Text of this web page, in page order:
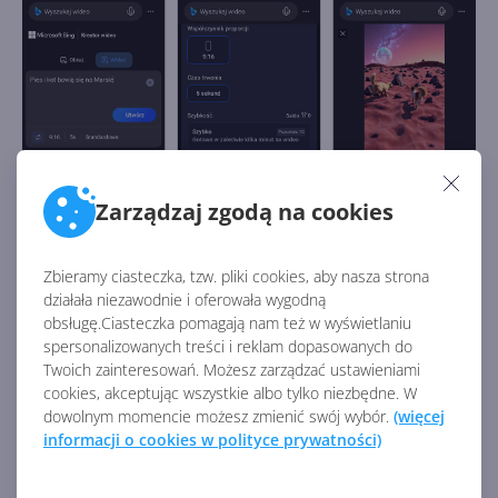
Zarządzaj zgodą na cookies
Zbieramy ciasteczka, tzw. pliki cookies, aby nasza strona
działała niezawodnie i oferowała wygodną
obsługę.Ciasteczka pomagają nam też w wyświetlaniu
spersonalizowanych treści i reklam dopasowanych do
Twoich zainteresowań. Możesz zarządzać ustawieniami
cookies, akceptując wszystkie albo tylko niezbędne. W
dowolnym momencie możesz zmienić swój wybór. (więcej
informacji o cookies w polityce prywatności)
Aby wygenerować film, musimy się zalogować na
konto Microsoft. Po zakończeniu generowanie
dostaniemy powiadomienie, które mówi, że wideo jest
gotowe. Możesz teraz je pobrać, udostępnić e-mailem
lub w mediach społecznościowych bądź też
skopiować i udostępnić bezpośredni link do klipu.